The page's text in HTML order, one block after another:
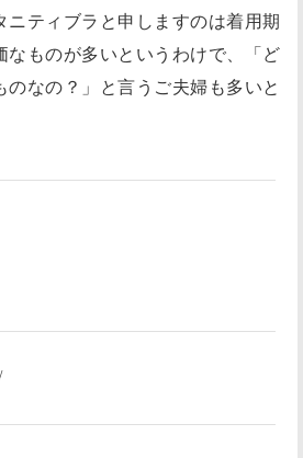
ティブラと申しますのは着用期
なものが多いというわけで、「ど
のなの？」と言うご夫婦も多いと